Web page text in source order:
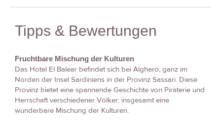
Tipps & Bewertungen
Fruchtbare Mischung der Kulturen
Das Hotel El Balear befindet sich bei Alghero, ganz im
Norden der Insel Sardiniens in der Provinz Sassari. Diese
Provinz bietet eine spannende Geschichte von Piraterie und
Herrschaft verschiedener Völker; insgesamt eine
wunderbare Mischung der Kulturen.